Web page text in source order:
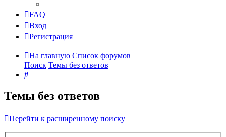
FAQ
Вход
Регистрация
На главную Список форумов
Поиск Темы без ответов
Поиск
Темы без ответов
Перейти к расширенному поиску